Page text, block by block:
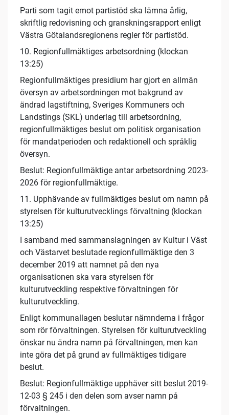
Parti som tagit emot partistöd ska lämna årlig,
skriftlig redovisning och granskningsrapport enligt
Västra Götalandsregionens regler för partistöd.
10. Regionfullmäktiges arbetsordning (klockan
13:25)
Regionfullmäktiges presidium har gjort en allmän
översyn av arbetsordningen mot bakgrund av
ändrad lagstiftning, Sveriges Kommuners och
Landstings (SKL) underlag till arbetsordning,
regionfullmäktiges beslut om politisk organisation
för mandatperioden och redaktionell och språklig
översyn.
Beslut: Regionfullmäktige antar arbetsordning 2023-
2026 för regionfullmäktige.
11. Upphävande av fullmäktiges beslut om namn på
styrelsen för kulturutvecklings förvaltning (klockan
13:25)
I samband med sammanslagningen av Kultur i Väst
och Västarvet beslutade regionfullmäktige den 3
december 2019 att namnet på den nya
organisationen ska vara styrelsen för
kulturutveckling respektive förvaltningen för
kulturutveckling.
Enligt kommunallagen beslutar nämnderna i frågor
som rör förvaltningen. Styrelsen för kulturutveckling
önskar nu ändra namn på förvaltningen, men kan
inte göra det på grund av fullmäktiges tidigare
beslut.
Beslut: Regionfullmäktige upphäver sitt beslut 2019-
12-03 § 245 i den delen som avser namn på
förvaltningen.